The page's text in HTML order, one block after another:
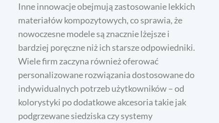
Inne innowacje obejmują zastosowanie lekkich
materiałów kompozytowych, co sprawia, że
nowoczesne modele są znacznie lżejsze i
bardziej poręczne niż ich starsze odpowiedniki.
Wiele firm zaczyna również oferować
personalizowane rozwiązania dostosowane do
indywidualnych potrzeb użytkowników – od
kolorystyki po dodatkowe akcesoria takie jak
podgrzewane siedziska czy systemy